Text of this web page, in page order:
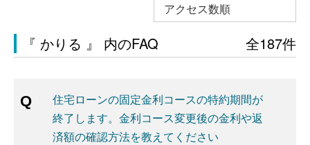
アクセス数順
『 かりる 』 内のFAQ 全187件
住宅ローンの固定金利コースの特約期間が
終了します。金利コース変更後の金利や返
済額の確認方法を教えてください